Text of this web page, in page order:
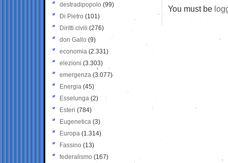
You must be
destradipopolo (99)
Di Pietro (101)
Diritti civili (276)
don Gallo (9)
economia (2.331)
elezioni (3.303)
emergenza (3.077)
Energia (45)
Esselunga (2)
Esteri (784)
Eugenetica (3)
Europa (1.314)
Fassino (13)
federalismo (167)